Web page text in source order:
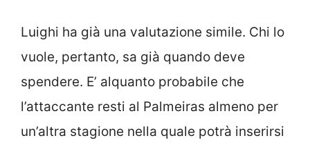
Luighi ha già una valutazione simile. Chi lo
vuole, pertanto, sa già quando deve
spendere. E’ alquanto probabile che
l’attaccante resti al Palmeiras almeno per
un’altra stagione nella quale potrà inserirsi